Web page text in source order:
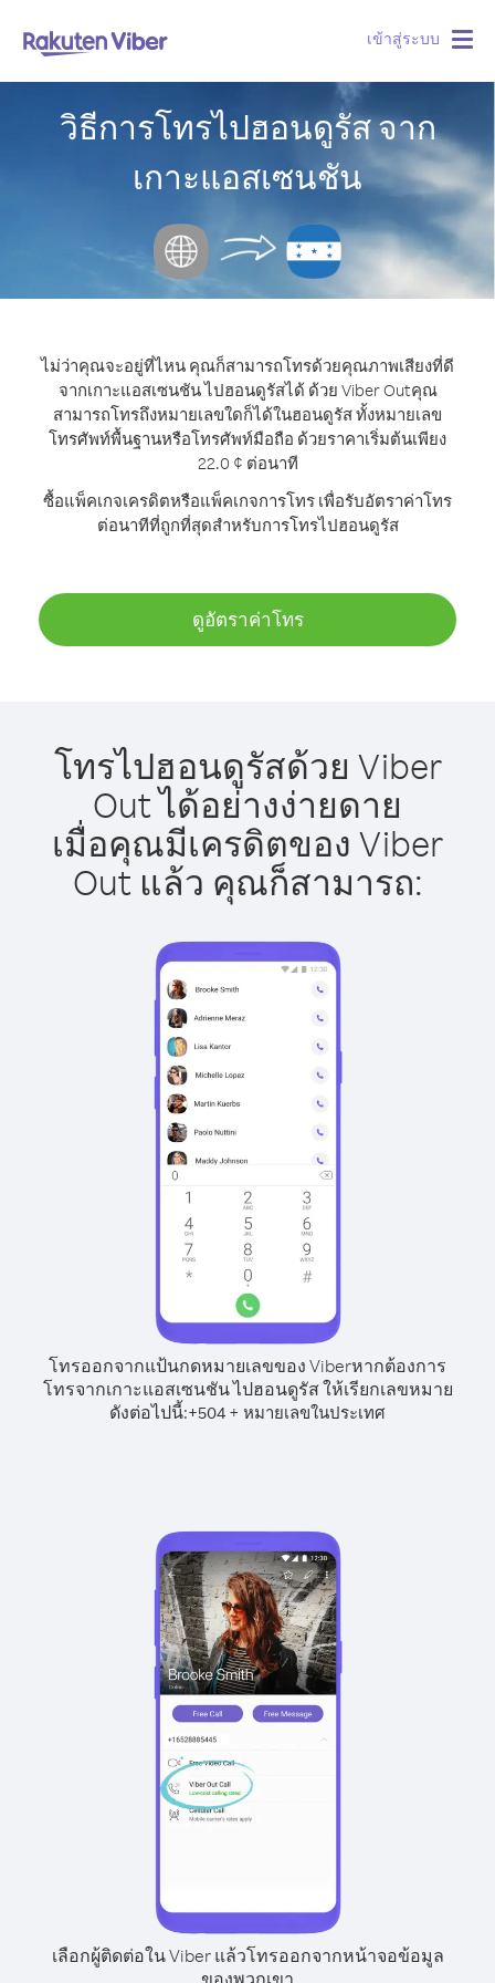
เข้าสู่ระบบ
วิธีการโทรไปฮอนดูรัส จาก
เกาะแอสเซนชัน
ไม่ว่าคุณจะอยู่ที่ไหน คุณก็สามารถโทรด้วยคุณภาพเสียงที่ดี
จากเกาะแอสเซนชัน ไปฮอนดูรัสได้ ด้วย Viber Outคุณ
สามารถโทรถึงหมายเลขใดก็ได้ในฮอนดูรัส ทั้งหมายเลข
โทรศัพท์พื้นฐานหรือโทรศัพท์มือถือ ด้วยราคาเริ่มต้นเพียง
22.0 ¢ ต่อนาที
ซื้อแพ็คเกจเครดิตหรือแพ็คเกจการโทร เพื่อรับอัตราค่าโทร
ต่อนาทีที่ถูกที่สุดสำหรับการโทรไปฮอนดูรัส
ดูอัตราค่าโทร
โทรไปฮอนดูรัสด้วย Viber
Out ได้อย่างง่ายดาย
เมื่อคุณมีเครดิตของ Viber
Out แล้ว คุณก็สามารถ:
โทรออกจากแป้นกดหมายเลขของ Viberหากต้องการ
โทรจากเกาะแอสเซนชัน ไปฮอนดูรัส ให้เรียกเลขหมาย
ดังต่อไปนี้:+504 + หมายเลขในประเทศ
เลือกผู้ติดต่อใน Viber แล้วโทรออกจากหน้าจอข้อมูล
ของพวกเขา